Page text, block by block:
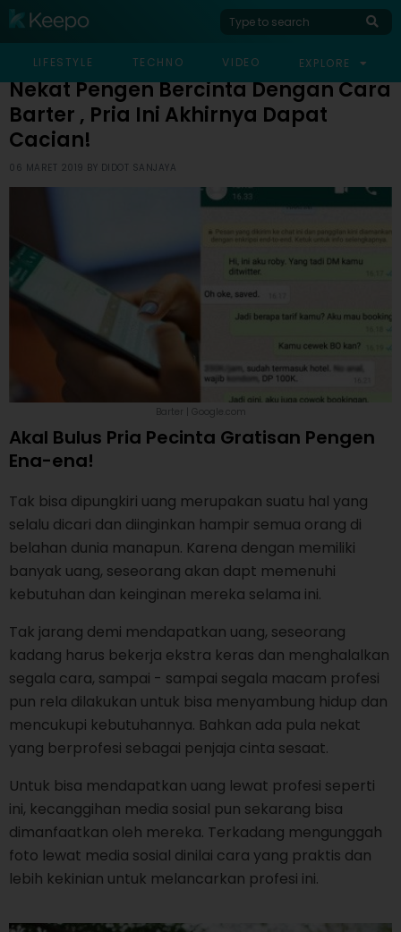
LIFESTYLE TECHNO VIDEO EXPLORE
VIRAL
NEKAT PENGEN BERCINTA DENGAN CARA BARTER , PRIA INI
Nekat Pengen Bercinta Dengan Cara
Barter , Pria Ini Akhirnya Dapat
Cacian!
06 MARET 2019 BY DIDOT SANJAYA
Barter | Google.com
Akal Bulus Pria Pecinta Gratisan Pengen
Ena-ena!
Tak bisa dipungkiri uang merupakan suatu hal yang
selalu dicari dan diinginkan hampir semua orang di
belahan dunia manapun. Karena dengan memiliki
banyak uang, seseorang akan dapt memenuhi
kebutuhan dan keinginan mereka selama ini.
Tak jarang demi mendapatkan uang, seseorang
kadang harus bekerja ekstra keras dan menghalalkan
segala cara, sampai - sampai segala macam profesi
pun rela dilakukan untuk bisa menyambung hidup dan
mencukupi kebutuhannya. Bahkan ada pula nekat
yang berprofesi sebagai penjaja cinta sesaat.
Untuk bisa mendapatkan uang lewat profesi seperti
ini, kecanggihan media sosial pun sekarang bisa
dimanfaatkan oleh mereka. Terkadang mengunggah
foto lewat media sosial dinilai cara yang praktis dan
lebih kekinian untuk melancarkan profesi ini.